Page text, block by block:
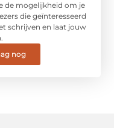
de mogelijkheid om je
die geïnteresseerd
schrijven en laat jouw
nog